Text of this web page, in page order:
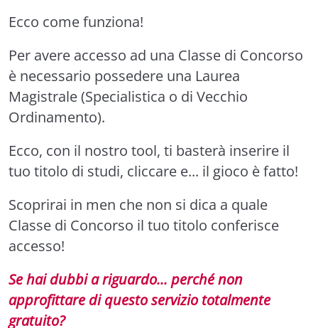
Ecco come funziona!
Per avere accesso ad una Classe di Concorso
è necessario possedere una Laurea
Magistrale (Specialistica o di Vecchio
Ordinamento).
Ecco, con il nostro tool, ti basterà inserire il
tuo titolo di studi, cliccare e... il gioco è fatto!
Scoprirai in men che non si dica a quale
Classe di Concorso il tuo titolo conferisce
accesso!
Se hai dubbi a riguardo... perché non
approfittare di questo servizio totalmente
gratuito?